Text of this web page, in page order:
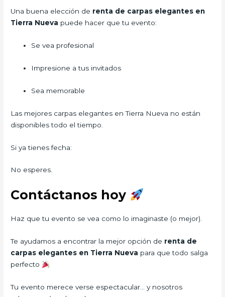
Una buena elección de renta de carpas elegantes en
Tierra Nueva puede hacer que tu evento:
Se vea profesional
Impresione a tus invitados
Sea memorable
Las mejores carpas elegantes en Tierra Nueva no están
disponibles todo el tiempo.
Si ya tienes fecha:
No esperes.
Contáctanos hoy
Haz que tu evento se vea como lo imaginaste (o mejor).
Te ayudamos a encontrar la mejor opción de renta de
carpas elegantes en Tierra Nueva para que todo salga
perfecto
Tu evento merece verse espectacular… y nosotros